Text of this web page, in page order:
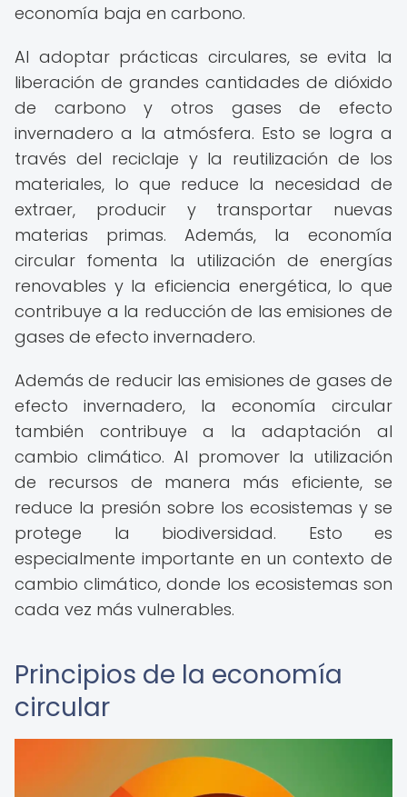
economía baja en carbono.
Al adoptar prácticas circulares, se evita la
liberación de grandes cantidades de dióxido
de carbono y otros gases de efecto
invernadero a la atmósfera. Esto se logra a
través del reciclaje y la reutilización de los
materiales, lo que reduce la necesidad de
extraer, producir y transportar nuevas
materias primas. Además, la economía
circular fomenta la utilización de energías
renovables y la eficiencia energética, lo que
contribuye a la reducción de las emisiones de
gases de efecto invernadero.
Además de reducir las emisiones de gases de
efecto invernadero, la economía circular
también contribuye a la adaptación al
cambio climático. Al promover la utilización
de recursos de manera más eficiente, se
reduce la presión sobre los ecosistemas y se
protege la biodiversidad. Esto es
especialmente importante en un contexto de
cambio climático, donde los ecosistemas son
cada vez más vulnerables.
Principios de la economía
circular